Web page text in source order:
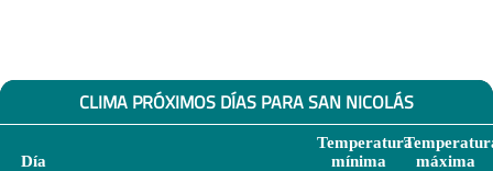
CLIMA PRÓXIMOS DÍAS PARA SAN NICOLÁS
Día
Temperatura
mínima
máxima